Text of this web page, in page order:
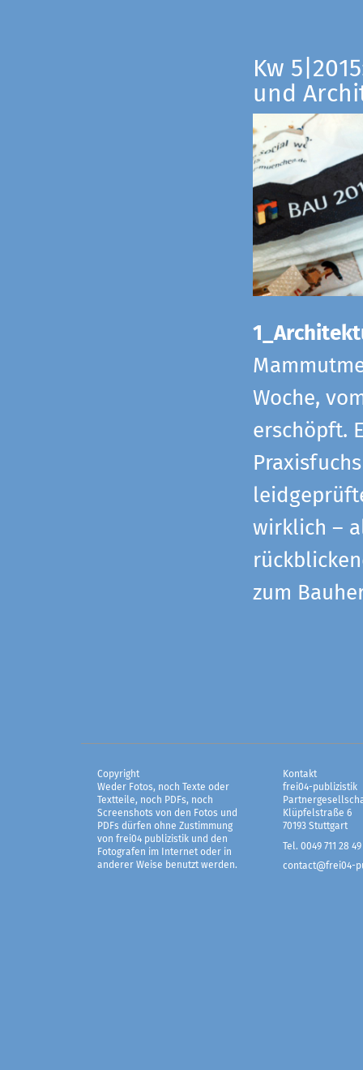
Kw
und
Woche,
erschöpft.
wirklich –
zum
Copyright
Weder Fotos, noch Texte oder
Textteile, noch PDFs, noch
Screenshots von den Fotos und
PDFs dürfen ohne Zustimmung
von frei04 publizistik und den
Fotografen im Internet oder in
anderer Weise benutzt werden.
Kontakt
frei04-publizistik
Klüpfelstraße 6
70193 Stuttgart
Tel. 0049 711 28 49
contact@frei04-